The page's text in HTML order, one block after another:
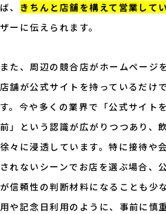
ば、 きちんと店舗を構えて営業して
ザーに伝えられます。
また、周辺の競合店がホームページ
店舗が公式サイトを持っているだけ
す。今や多くの業界で「公式サイト
前」という認識が広がりつつあり、
徐々に浸透しています。特に接待や
されないシーンでお店を選ぶ場合、
が信頼性の判断材料になることも少
用や記念日利用のように、事前に慎